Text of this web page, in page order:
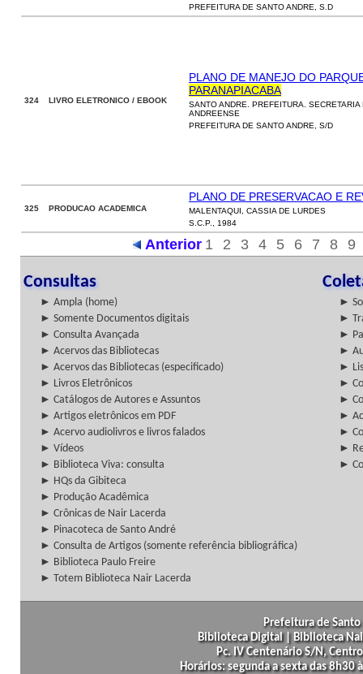
PREFEITURA DE SANTO ANDRE, S.D
324 LIVRO ELETRONICO / EBOOK
PLANO DE MANEJO DO
PARANAPIACABA
SANTO ANDRE. PREFEITURA.
ANDREENSE
PREFEITURA DE SANTO ANDRE, S/D
325 PRODUCAO ACADEMICA
PLANO DE PRESERVACAO E
MALENTAQUI, CASSIA DE LURDES
S.C.P., 1984
Anterior 1 2 3 4 5 6 7 8 9
Consultas
► Ampla (home)
►
► Somente Documentos digitais
►
► Consulta Avançada
►
► Acervos das Bibliotecas
►
► Acervos das Bibliotecas (especificado)
►
► Livros Eletrônicos
►
► Catálogos de Autores e Assuntos
►
► Artigos eletrônicos em PDF
►
► Acervo audiolivros e livros falados
►
► Vídeos
►
► Biblioteca Viva: consulta
►
► HQs da Gibiteca
► Produção Acadêmica
► Crônicas de Nair Lacerda
► Pinacoteca de Santo André
► Consulta de Artigos (somente referência bibliográfica)
► Biblioteca Paulo Freire
► Totem Biblioteca Nair Lacerda
Prefeitura de
Biblioteca Digital | Biblioteca
Pc. IV Centenário S/N,
Horários: segunda a sexta das